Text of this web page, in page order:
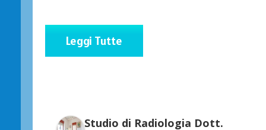
Leggi Tutte
Studio di Radiologia Dott.